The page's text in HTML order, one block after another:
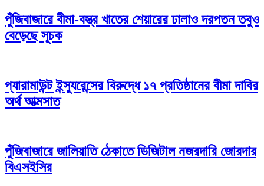
পুঁজিবাজারে বীমা-বস্ত্র খাতের শেয়ারের ঢালাও দরপতন তবুও
বেড়েছে সূচক
প্যারামাউন্ট ইন্স্যুরেন্সের বিরুদ্ধে ১৭ প্রতিষ্ঠানের বীমা দাবির
অর্থ আত্মসাত
পুঁজিবাজারে জালিয়াতি ঠেকাতে ডিজিটাল নজরদারি জোরদার
বিএসইসির